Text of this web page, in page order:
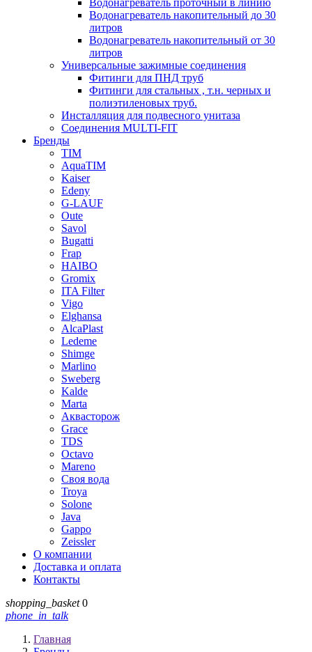
Водонагреватель проточный в линию
Водонагреватель накопительный до 30
литров
Водонагреватель накопительный от 30
литров
Универсальные зажимные соединения
Фитинги для ПНД труб
Фитинги для стальных , т.н. черных и
полиэтиленовых труб.
Инсталляция для подвесного унитаза
Соединения MULTI-FIT
Бренды
TIM
AquaTIM
Kaiser
Edeny
G-LAUF
Oute
Savol
Bugatti
Frap
HAIBO
Gromix
ITA Filter
Vigo
Elghansa
AlcaPlast
Ledeme
Shimge
Marlino
Sweberg
Kalde
Marta
Аквасторож
Grace
TDS
Octavo
Mareno
Своя вода
Troya
Solone
Java
Gappo
Zeissler
О компании
Доставка и оплата
Контакты
shopping_basket 0
phone_in_talk
Главная